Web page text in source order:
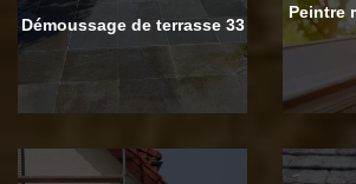
Démoussage de terrasse 33
Peintre